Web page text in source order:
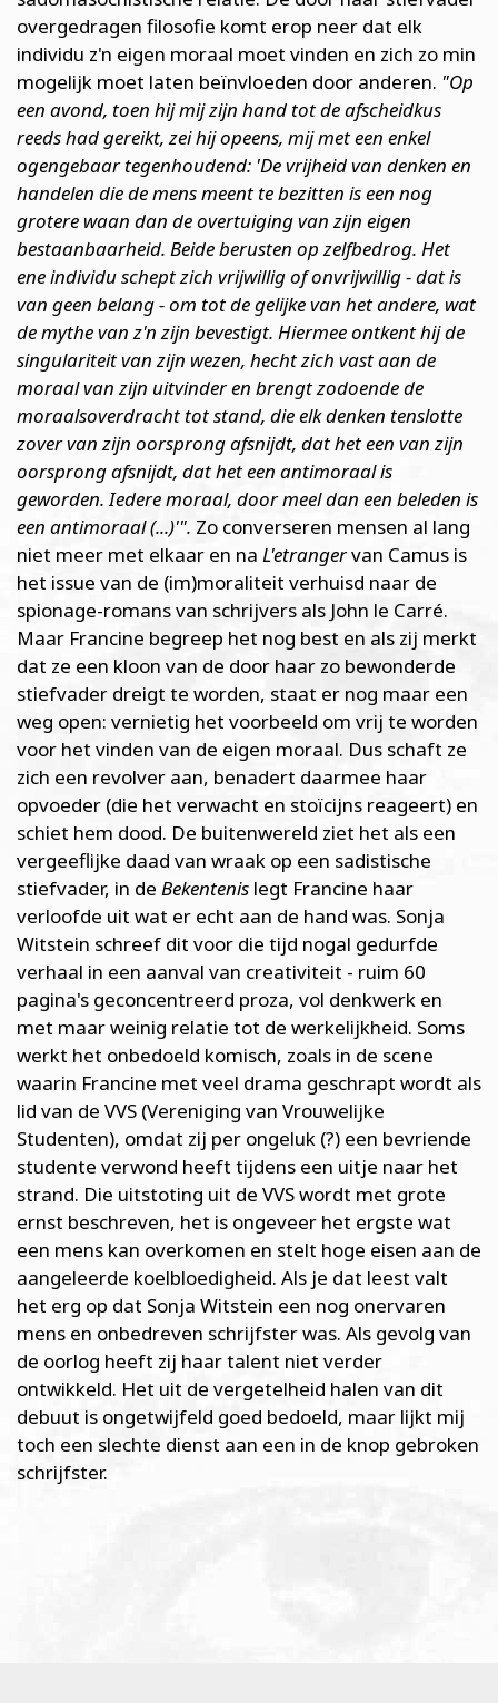
overgedragen filosofie komt erop neer dat elk
individu z'n eigen moraal moet vinden en zich zo min
mogelijk moet laten beïnvloeden door anderen. "Op
een avond, toen hij mij zijn hand tot de afscheidkus
reeds had gereikt, zei hij opeens, mij met een enkel
ogengebaar tegenhoudend: 'De vrijheid van denken en
handelen die de mens meent te bezitten is een nog
grotere waan dan de overtuiging van zijn eigen
bestaanbaarheid. Beide berusten op zelfbedrog. Het
ene individu schept zich vrijwillig of onvrijwillig - dat is
van geen belang - om tot de gelijke van het andere, wat
de mythe van z'n zijn bevestigt. Hiermee ontkent hij de
singulariteit van zijn wezen, hecht zich vast aan de
moraal van zijn uitvinder en brengt zodoende de
moraalsoverdracht tot stand, die elk denken tenslotte
zover van zijn oorsprong afsnijdt, dat het een van zijn
oorsprong afsnijdt, dat het een antimoraal is
geworden. Iedere moraal, door meel dan een beleden is
een antimoraal (...)'". Zo converseren mensen al lang
niet meer met elkaar en na L'etrangervan Camus is
het issue van de (im)moraliteit verhuisd naar de
spionage-romans van schrijvers als John le Carré.
Maar Francine begreep het nog best en als zij merkt
dat ze een kloon van de door haar zo bewonderde
stiefvader dreigt te worden, staat er nog maar een
weg open: vernietig het voorbeeld om vrij te worden
voor het vinden van de eigen moraal. Dus schaft ze
zich een revolver aan, benadert daarmee haar
opvoeder (die het verwacht en stoïcijns reageert) en
schiet hem dood. De buitenwereld ziet het als een
vergeeflijke daad van wraak op een sadistische
stiefvader, in de Bekentenis legt Francine haar
verloofde uit wat er echt aan de hand was. Sonja
Witstein schreef dit voor die tijd nogal gedurfde
verhaal in een aanval van creativiteit - ruim 60
pagina's geconcentreerd proza, vol denkwerk en
met maar weinig relatie tot de werkelijkheid. Soms
werkt het onbedoeld komisch, zoals in de scene
waarin Francine met veel drama geschrapt wordt als
lid van de VVS (Vereniging van Vrouwelijke
Studenten), omdat zij per ongeluk (?) een bevriende
studente verwond heeft tijdens een uitje naar het
strand. Die uitstoting uit de VVS wordt met grote
ernst beschreven, het is ongeveer het ergste wat
een mens kan overkomen en stelt hoge eisen aan de
aangeleerde koelbloedigheid. Als je dat leest valt
het erg op dat Sonja Witstein een nog onervaren
mens en onbedreven schrijfster was. Als gevolg van
de oorlog heeft zij haar talent niet verder
ontwikkeld. Het uit de vergetelheid halen van dit
debuut is ongetwijfeld goed bedoeld, maar lijkt mij
toch een slechte dienst aan een in de knop gebroken
schrijfster.